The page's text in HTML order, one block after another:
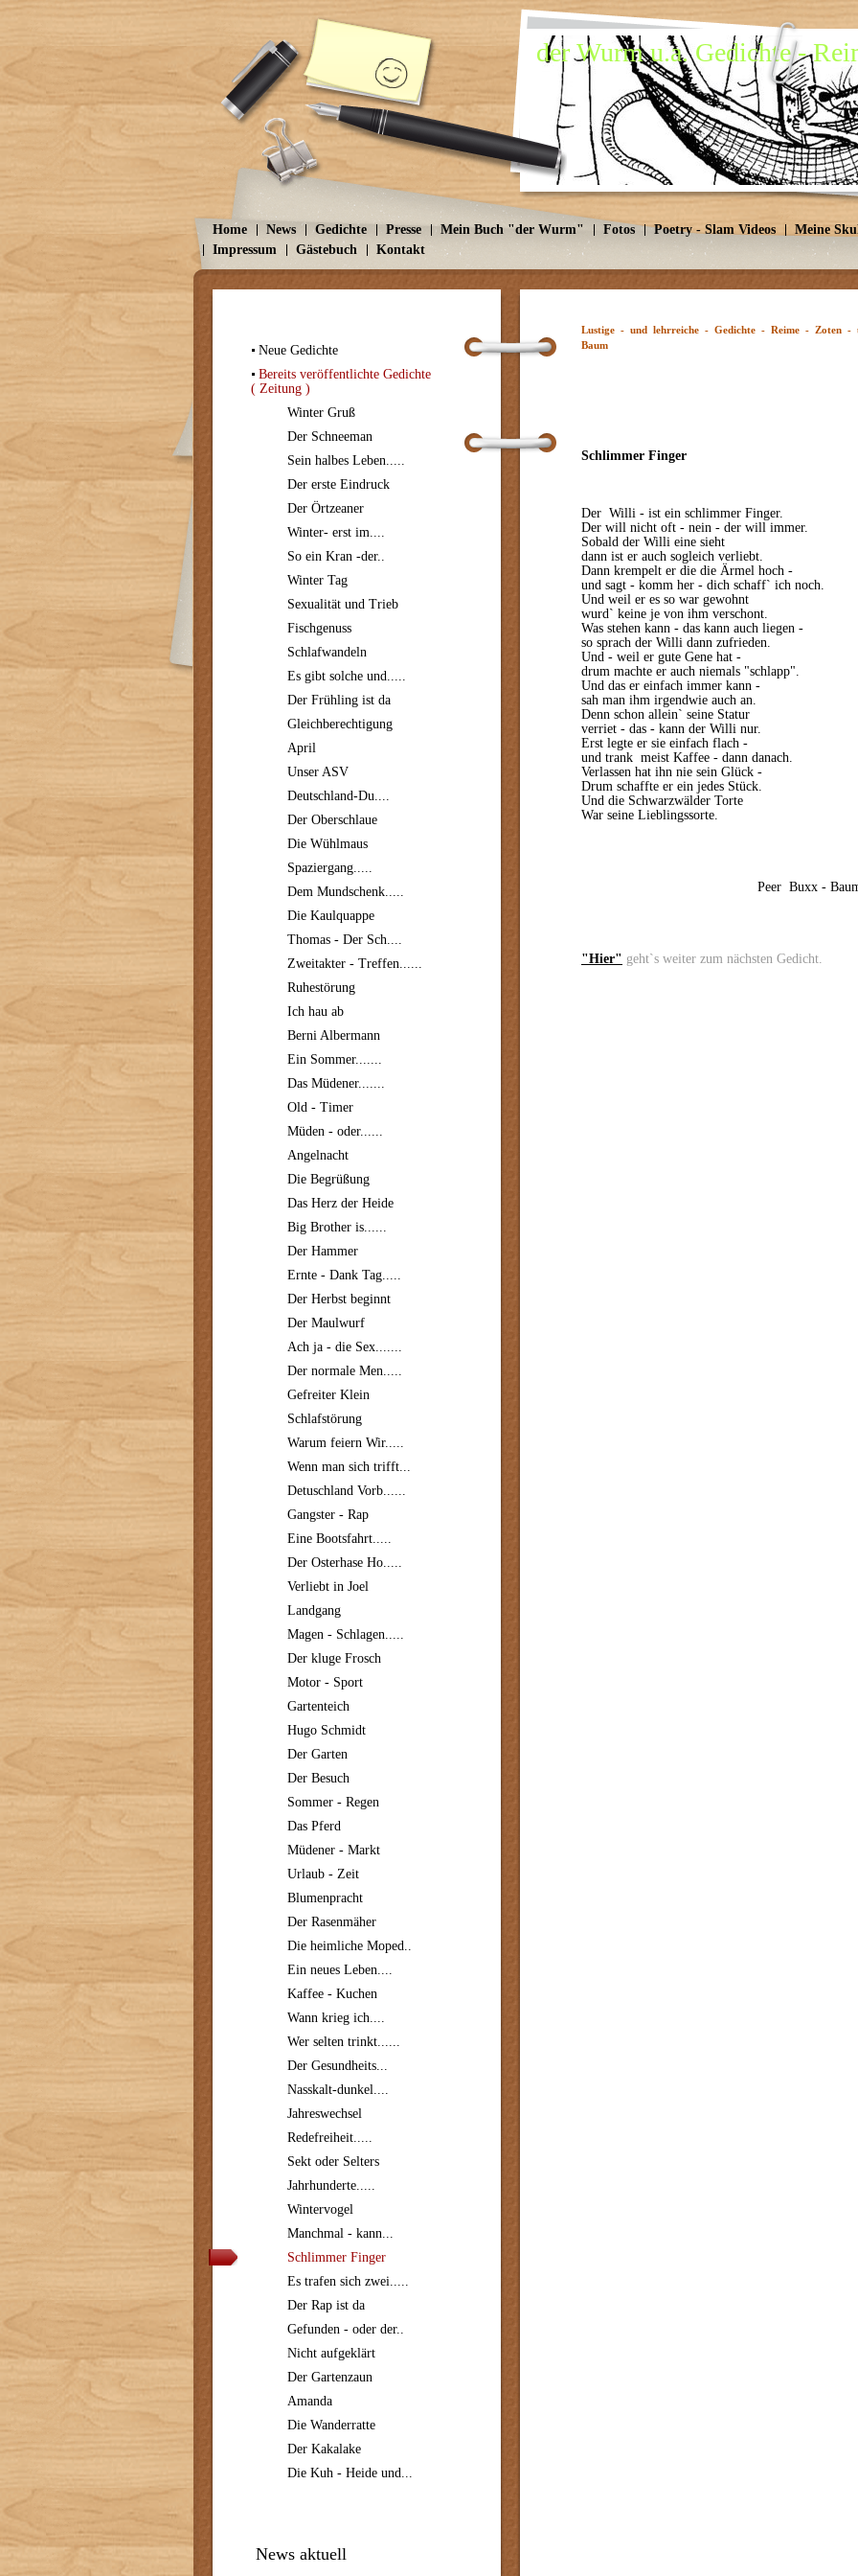
der Wurm u.a. Gedichte -
Home News Gedichte Presse Mein Buch "der Wurm" Fotos Poetry - Slam Videos
Meine
Impressum
Gästebuch Kontakt
Lustige - und lehrreiche - Gedichte - Reime - Zoten -
Baum
Schlimmer Finger
Der Willi - ist ein schlimmer Finger.
Der will nicht oft - nein - der will immer.
Sobald der Willi eine sieht
dann ist er auch sogleich verliebt.
Dann krempelt er die die Ärmel hoch -
und sagt - komm her - dich schaff` ich noch.
Und weil er es so war gewohnt
wurd` keine je von ihm verschont.
Was stehen kann - das kann auch liegen -
so sprach der Willi dann zufrieden.
Und - weil er gute Gene hat -
drum machte er auch niemals "schlapp".
Und das er einfach immer kann -
sah man ihm irgendwie auch an.
Denn schon allein` seine Statur
verriet - das - kann der Willi nur.
Erst legte er sie einfach flach -
und trank meist Kaffee - dann danach.
Verlassen hat ihn nie sein Glück -
Drum schaffte er ein jedes Stück.
Und die Schwarzwälder Torte
War seine Lieblingssorte.
Peer Buxx -
"Hier" geht`s weiter zum nächsten Gedicht.
Neue Gedichte
Bereits veröffentlichte Gedichte
( Zeitung )
Winter Gruß
Der Schneeman
Sein halbes Leben.....
Der erste Eindruck
Der Örtzeaner
Winter- erst im....
So ein Kran -der..
Winter Tag
Sexualität und Trieb
Fischgenuss
Schlafwandeln
Es gibt solche und.....
Der Frühling ist da
Gleichberechtigung
April
Unser ASV
Deutschland-Du....
Der Oberschlaue
Die Wühlmaus
Spaziergang.....
Dem Mundschenk.....
Die Kaulquappe
Thomas - Der Sch....
Zweitakter - Treffen......
Ruhestörung
Ich hau ab
Berni Albermann
Ein Sommer.......
Das Müdener.......
Old - Timer
Müden - oder......
Angelnacht
Die Begrüßung
Das Herz der Heide
Big Brother is......
Der Hammer
Ernte - Dank Tag.....
Der Herbst beginnt
Der Maulwurf
Ach ja - die Sex.......
Der normale Men.....
Gefreiter Klein
Schlafstörung
Warum feiern Wir.....
Wenn man sich trifft...
Detuschland Vorb......
Gangster - Rap
Eine Bootsfahrt.....
Der Osterhase Ho.....
Verliebt in Joel
Landgang
Magen - Schlagen.....
Der kluge Frosch
Motor - Sport
Gartenteich
Hugo Schmidt
Der Garten
Der Besuch
Sommer - Regen
Das Pferd
Müdener - Markt
Urlaub - Zeit
Blumenpracht
Der Rasenmäher
Die heimliche Moped..
Ein neues Leben....
Kaffee - Kuchen
Wann krieg ich....
Wer selten trinkt......
Der Gesundheits...
Nasskalt-dunkel....
Jahreswechsel
Redefreiheit.....
Sekt oder Selters
Jahrhunderte.....
Wintervogel
Manchmal - kann...
Schlimmer Finger
Es trafen sich zwei.....
Der Rap ist da
Gefunden - oder der..
Nicht aufgeklärt
Der Gartenzaun
Amanda
Die Wanderratte
Der Kakalake
Die Kuh - Heide und...
News aktuell